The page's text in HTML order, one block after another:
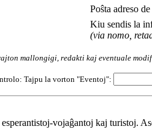
Poŝta adreso
Kiu sendis la
(via nomo,
mallongigi, redakti kaj eventuale
Tajpu la vorton "Eventoj":
vojaĝantoj kaj turistoj.